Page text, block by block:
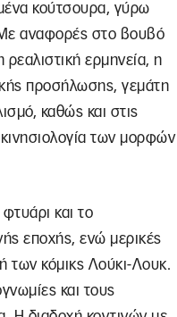
κούτσουρα, γύρω
Με αναφορές στο βουβό
ερμηνεία, η
προσήλωσης, γεμάτη
καθώς και στις
των μορφών
και το
εποχής, ενώ μερικές
των κόμικς Λούκι-Λουκ.
και τους